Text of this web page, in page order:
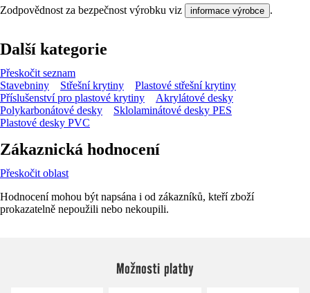
Zodpovědnost za bezpečnost výrobku viz informace výrobce .
Další kategorie
Přeskočit seznam
Stavebniny
Střešní krytiny
Plastové střešní krytiny
Příslušenství pro plastové krytiny
Akrylátové desky
Polykarbonátové desky
Sklolaminátové desky PES
Plastové desky PVC
Zákaznická hodnocení
Přeskočit oblast
Hodnocení mohou být napsána i od zákazníků, kteří zboží
prokazatelně nepoužili nebo nekoupili.
Možnosti platby